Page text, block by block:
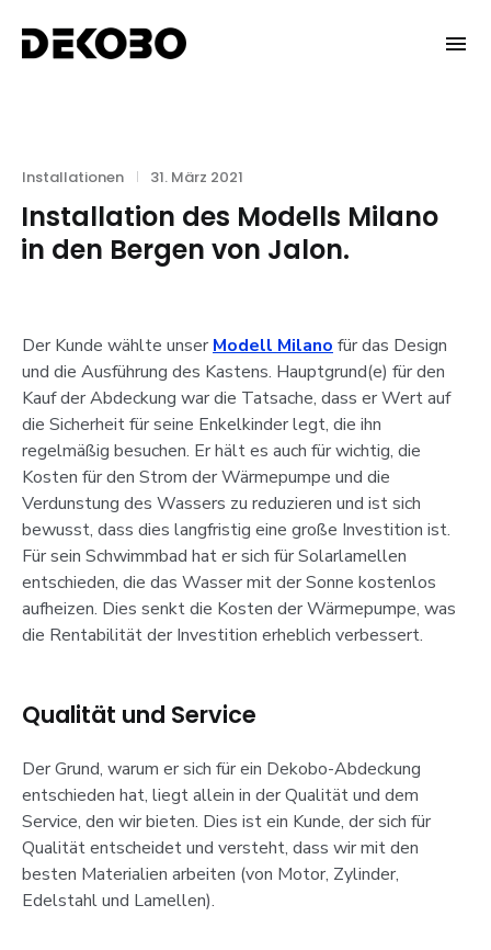
content
DEKOBO
Categories
Installationen
Posted
31. März 2021
Installation des Modells Milano
in den Bergen von Jalon.
Der Kunde wählte unser Modell Milano für das Design
und die Ausführung des Kastens. Hauptgrund(e) für den
Kauf der Abdeckung war die Tatsache, dass er Wert auf
die Sicherheit für seine Enkelkinder legt, die ihn
regelmäßig besuchen. Er hält es auch für wichtig, die
Kosten für den Strom der Wärmepumpe und die
Verdunstung des Wassers zu reduzieren und ist sich
bewusst, dass dies langfristig eine große Investition ist.
Für sein Schwimmbad hat er sich für Solarlamellen
entschieden, die das Wasser mit der Sonne kostenlos
aufheizen. Dies senkt die Kosten der Wärmepumpe, was
die Rentabilität der Investition erheblich verbessert.
Qualität und Service
Der Grund, warum er sich für ein Dekobo-Abdeckung
entschieden hat, liegt allein in der Qualität und dem
Service, den wir bieten. Dies ist ein Kunde, der sich für
Qualität entscheidet und versteht, dass wir mit den
besten Materialien arbeiten (von Motor, Zylinder,
Edelstahl und Lamellen).